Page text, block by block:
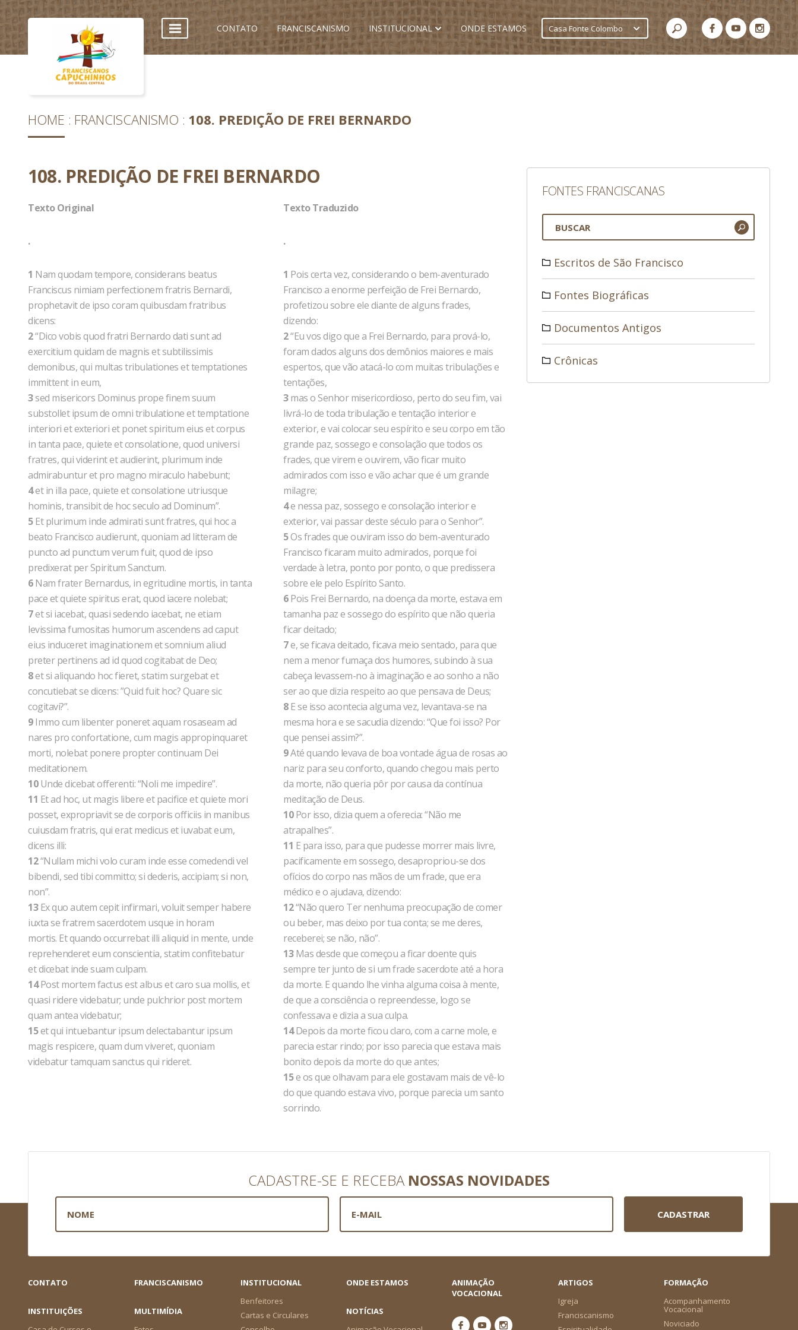
CONTATO FRANCISCANISMO INSTITUCIONAL ONDE ESTAMOS Casa Fonte Colombo
HOME FRANCISCANISMO 108. PREDIÇÃO DE FREI BERNARDO
108. PREDIÇÃO DE FREI BERNARDO
Texto Original
.
1 Nam quodam tempore, considerans beatus
Franciscus nimiam perfectionem fratris Bernardi,
prophetavit de ipso coram quibusdam fratribus
dicens:
2“Dico vobis quod fratri Bernardo dati sunt ad
exercitium quidam de magnis et subtilissimis
demonibus, qui multas tribulationes et temptationes
immittent in eum,
3sed misericors Dominus prope finem suum
substollet ipsum de omni tribulatione et temptatione
interiori et exteriori et ponet spiritum eius et corpus
in tanta pace, quiete et consolatione, quod universi
fratres, qui viderint et audierint, plurimum inde
admirabuntur et pro magno miraculo habebunt;
4et in illa pace, quiete et consolatione utriusque
hominis, transibit de hoc seculo ad Dominum”.
5Et plurimum inde admirati sunt fratres, qui hoc a
beato Francisco audierunt, quoniam ad litteram de
puncto ad punctum verum fuit, quod de ipso
predixerat per Spiritum Sanctum.
6Nam frater Bernardus, in egritudine mortis, in tanta
pace et quiete spiritus erat, quod iacere nolebat;
7et si iacebat, quasi sedendo iacebat, ne etiam
levissima fumositas humorum ascendens ad caput
eius induceret imaginationem et somnium aliud
preter pertinens ad id quod cogitabat de Deo;
8et si aliquando hoc fieret, statim surgebat et
concutiebat se dicens: ”Quid fuit hoc? Quare sic
cogitavi?”.
9Immo cum libenter poneret aquam rosaseam ad
nares pro confortatione, cum magis appropinquaret
morti, nolebat ponere propter continuam Dei
meditationem.
10Unde dicebat offerenti: “Noli me impedire”.
11 Et ad hoc, ut magis libere et pacifice et quiete mori
posset, expropriavit se de corporis officiis in manibus
cuiusdam fratris, qui erat medicus et iuvabat eum,
dicens illi:
12“Nullam michi volo curam inde esse comedendi vel
bibendi, sed tibi committo; si dederis, accipiam; si non,
non”.
13Ex quo autem cepit infirmari, voluit semper habere
iuxta se fratrem sacerdotem usque in horam
mortis. Et quando occurrebat illi aliquid in mente, unde
reprehenderet eum conscientia, statim confitebatur
et dicebat inde suam culpam.
14Post mortem factus est albus et caro sua mollis, et
quasi ridere videbatur; unde pulchrior post mortem
quam antea videbatur;
15et qui intuebantur ipsum delectabantur ipsum
magis respicere, quam dum viveret, quoniam
videbatur tamquam sanctus qui rideret.
Texto Traduzido
.
1 Pois certa vez, considerando o bem-aventurado
Francisco a enorme perfeição de Frei Bernardo,
profetizou sobre ele diante de alguns frades,
dizendo:
2“Eu vos digo que a Frei Bernardo, para prová-lo,
foram dados alguns dos demônios maiores e mais
espertos, que vão atacá-lo com muitas tribulações e
tentações,
3mas o Senhor misericordioso, perto do seu fim, vai
livrá-lo de toda tribulação e tentação interior e
exterior, e vai colocar seu espírito e seu corpo em tão
grande paz, sossego e consolação que todos os
frades, que virem e ouvirem, vão ficar muito
admirados com isso e vão achar que é um grande
milagre;
4e nessa paz, sossego e consolação interior e
exterior, vai passar deste século para o Senhor”.
5Os frades que ouviram isso do bem-aventurado
Francisco ficaram muito admirados, porque foi
verdade à letra, ponto por ponto, o que predissera
sobre ele pelo Espírito Santo.
6Pois Frei Bernardo, na doença da morte, estava em
tamanha paz e sossego do espírito que não queria
ficar deitado;
7e, se ficava deitado, ficava meio sentado, para que
nem a menor fumaça dos humores, subindo à sua
cabeça levassem-no à imaginação e ao sonho a não
ser ao que dizia respeito ao que pensava de Deus;
8E se isso acontecia alguma vez, levantava-se na
mesma hora e se sacudia dizendo: “Que foi isso? Por
que pensei assim?”.
9Até quando levava de boa vontade água de rosas ao
nariz para seu conforto, quando chegou mais perto
da morte, não queria pôr por causa da contínua
meditação de Deus.
10Por isso, dizia quem a oferecia: “Não me
atrapalhes”.
11 E para isso, para que pudesse morrer mais livre,
pacificamente em sossego, desapropriou-se dos
ofícios do corpo nas mãos de um frade, que era
médico e o ajudava, dizendo:
12“Não quero Ter nenhuma preocupação de comer
ou beber, mas deixo por tua conta; se me deres,
receberei; se não, não”.
13Mas desde que começou a ficar doente quis
sempre ter junto de si um frade sacerdote até a hora
da morte. E quando lhe vinha alguma coisa à mente,
de que a consciência o repreendesse, logo se
confessava e dizia a sua culpa.
14Depois da morte ficou claro, com a carne mole, e
parecia estar rindo; por isso parecia que estava mais
bonito depois da morte do que antes;
15e os que olhavam para ele gostavam mais de vê-lo
do que quando estava vivo, porque parecia um santo
sorrindo.
FONTES FRANCISCANAS
Escritos de São Francisco
Fontes Biográficas
Documentos Antigos
Crônicas
CADASTRE-SE E RECEBA NOSSAS NOVIDADES
CADASTRAR
CONTATO FRANCISCANISMO
INSTITUCIONAL
Benfeitores
Cartas e Circulares
ONDE ESTAMOS
ANIMAÇÃO
VOCACIONAL
ARTIGOS
Igreja
Franciscanismo
FORMAÇÃO
Acompanhamento
Vocacional
Noviciado
INSTITUIÇÕES
MULTIMÍDIA
NOTÍCIAS